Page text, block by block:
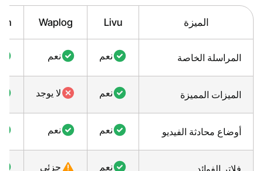
الميزة Livu
Waplog
المراسلة الخاصة نعم نعم
الميزات المميزة نعم لا يوجد
أوضاع محادثة الفيديو نعم نعم
فلاتر الفوائد نعم جزئي